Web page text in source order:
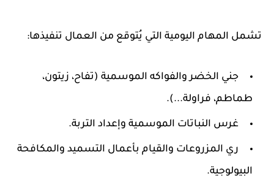
تشمل المهام اليومية التي يُتوقع من العمال تنفيذها:
جني الخضر والفواكه الموسمية (تفاح، زيتون،
طماطم، فراولة...).
غرس النباتات الموسمية وإعداد التربة.
ري المزروعات والقيام بأعمال التسميد والمكافحة
البيولوجية.